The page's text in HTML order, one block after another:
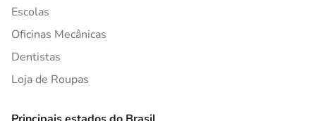
Escolas
Oficinas Mecânicas
Dentistas
Loja de Roupas